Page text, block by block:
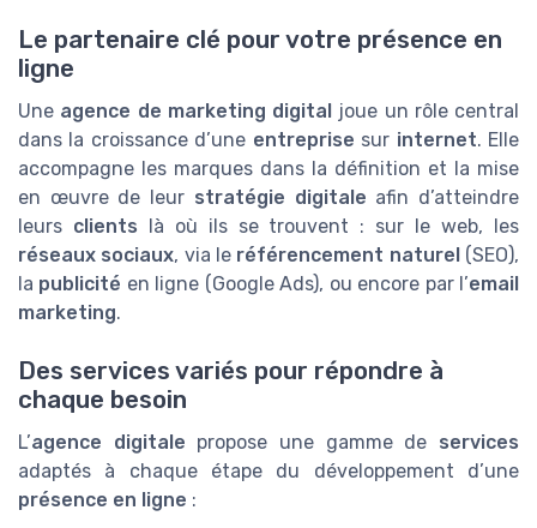
Le partenaire clé pour votre présence en
ligne
Une agence de marketing digital joue un rôle central
dans la croissance d’une entreprise sur internet. Elle
accompagne les marques dans la définition et la mise
en œuvre de leur stratégie digitale afin d’atteindre
leurs clients là où ils se trouvent : sur le web, les
réseaux sociaux, via le référencement naturel(SEO),
la publicité en ligne (Google Ads), ou encore par l’email
marketing.
Des services variés pour répondre à
chaque besoin
L’agence digitale propose une gamme de services
adaptés à chaque étape du développement d’une
présence en ligne :